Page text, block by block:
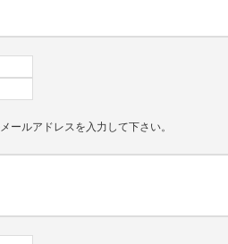
ールアドレスを入力して下さい。